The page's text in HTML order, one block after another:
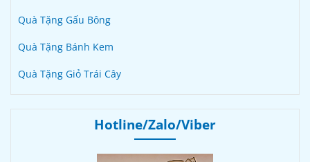
Quà Tặng Gấu Bông
Quà Tặng Bánh Kem
Quà Tặng Giỏ Trái Cây
Hotline/Zalo/Viber